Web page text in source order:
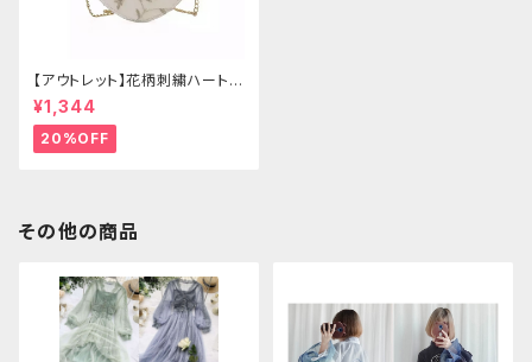
【アウトレット】花柄刺繍ハートバ
ッグ
¥1,344
20%OFF
その他の商品